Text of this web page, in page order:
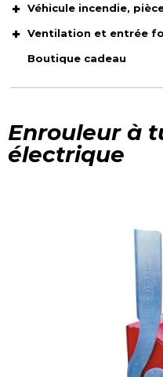
Véhicule incendie,
Ventilation et entrée
Boutique cadeau
Enrouleur à
électrique